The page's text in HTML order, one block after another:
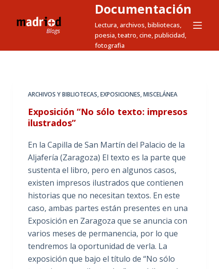
t
Documentación
Lectura, archivos, bibliotecas,
poesia, teatro, cine, publicidad,
fotografia
ARCHIVOS Y BIBLIOTECAS,EXPOSICIONES,MISCELÁNEA
Exposición “No sólo texto: impresos
ilustrados”
En la Capilla de San Martín del Palacio de la
Aljafería (Zaragoza) El texto es la parte que
sustenta el libro, pero en algunos casos,
existen impresos ilustrados que contienen
historias que no necesitan textos. En este
caso, ambas partes están presentes en una
Exposición en Zaragoza que se anuncia con
varios meses de permanencia, por lo que
tendremos la oportunidad de verla. La
exposición que bajo el título de “No sólo